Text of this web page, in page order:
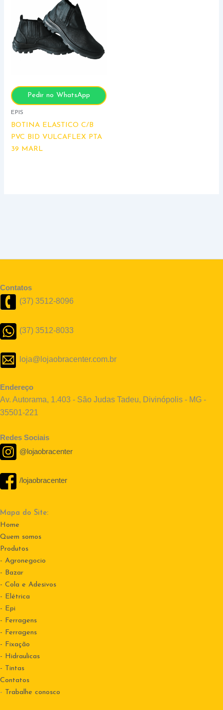
Pedir no WhatsApp
EPIS
BOTINA ELASTICO C/B
PVC BID VULCAFLEX PTA
39 MARL
Contatos
(37) 3512-8096
(37) 3512-8033
loja@lojaobracenter.com.br
Endereço
Av. Autorama, 1.403 - São Judas Tadeu, Divinópolis - MG -
35501-221
Redes Sociais
@lojaobracenter
/lojaobracenter
Mapa do Site:
Home
Quem somos
Produtos
- Agronegocio
- Bazar
- Cola e Adesivos
- Elétrica
- Epi
- Ferragens
- Ferragens
- Fixação
- Hidraulicas
- Tintas
Contatos
- Trabalhe conosco